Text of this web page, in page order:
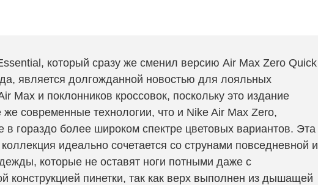
который сразу же сменил версию Air Max Zero Quick
является долгожданной новостью для лояльных
Max и поклонников кроссовок, поскольку это издание
современные технологии, что и Nike Air Max Zero,
в гораздо более широком спектре цветовых вариантов. Эта
идеально сочетается со струнами повседневной и
которые не оставят ноги потными даже с
конструкцией пинетки, так как верх выполнен из дышащей